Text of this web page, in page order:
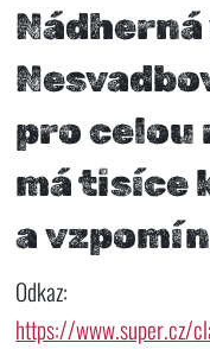
pro celou
má tisíce
a
Odkaz:
https://www.super.cz/